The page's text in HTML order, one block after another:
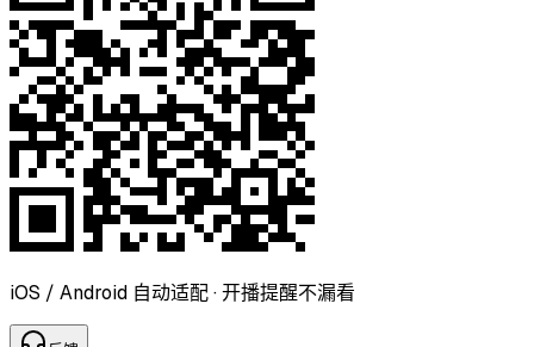
iOS / Android 自动适配 · 开播提醒不漏看